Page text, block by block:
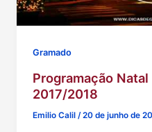
Gramado
Programação
2017/2018
Emilio Calil/20 de junho de